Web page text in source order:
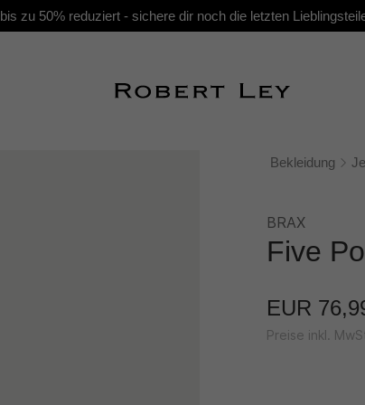
zu 50% reduziert - sichere dir noch die letzten
Bekleidung
BRAX
Five
EUR
Preise inkl.